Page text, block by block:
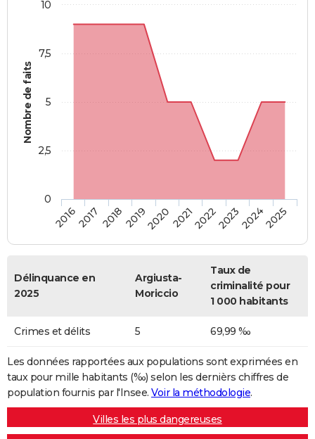
Nombre de faits
20162017 20182019202020212022202320242025
0
2,5
5
7,5
10
Délinquance en
2025
Argiusta-
Moriccio
Taux de
criminalité pour
1 000 habitants
Crimes et délits 5 69,99 ‰
Les données rapportées aux populations sont exprimées en
taux pour mille habitants (‰) selon les dernièrs chiffres de
population fournis par l'Insee. Voir la méthodologie.
Villes les plus dangereuses